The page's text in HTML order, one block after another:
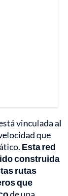
vinculada al
que
Esta red
construida
rutas
que